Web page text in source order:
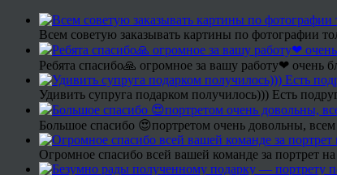
Всем советую заказывать картины по фотографии
Ребята спасибо🙏 огромное за вашу работу❤ очень
Удивить супруга подарком получилось))) Есть
Большое спасибо 😍портретом очень довольны,
Огромное спасибо всей вашей команде за портрет на